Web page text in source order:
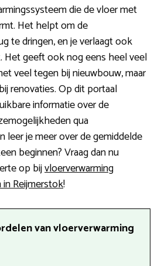
die de vloer met
Het helpt om de
te dringen, en je verlaagt ook
Het geeft ook nog eens heel veel
veel tegen bij nieuwbouw, maar
renovaties. Op dit portaal
informatie over de
qua
leer je meer over de gemiddelde
beginnen? Vraag dan nu
op bijvloerverwarming
Reijmerstok!
van vloerverwarming